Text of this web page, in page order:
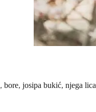
, bore, josipa bukić, njega lica